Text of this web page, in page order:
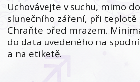
Uchovávejte v suchu, mimo
slunečního záření, při teplotě
Chraňte před mrazem.
do data uvedeného na
a na etiketě.